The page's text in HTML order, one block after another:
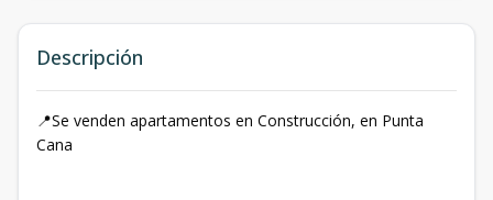
Descripción
📍Se venden apartamentos en Construcción, en Punta
Cana